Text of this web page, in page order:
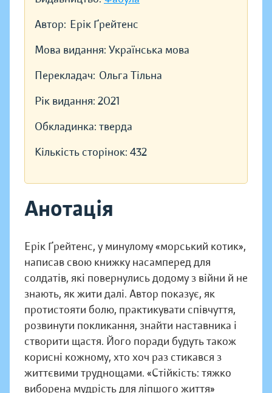
Автор: Ерік Ґрейтенс
Мова видання: Українська мова
Перекладач: Ольга Тільна
Рік видання: 2021
Обкладинка: тверда
Кількість сторінок: 432
Анотація
Ерік Ґрейтенс, у минулому «морський котик»,
написав свою книжку насамперед для
солдатів, які повернулись додому з війни й не
знають, як жити далі. Автор показує, як
протистояти болю, практикувати співчуття,
розвинути покликання, знайти наставника і
створити щастя. Його поради будуть також
корисні кожному, хто хоч раз стикався з
життєвими труднощами. «Стійкість: тяжко
виборена мудрість для ліпшого життя»